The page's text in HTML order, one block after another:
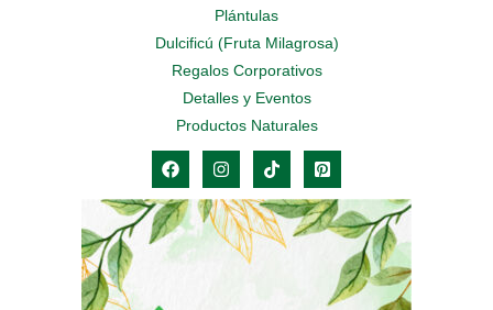
Plántulas
Dulcificú (Fruta Milagrosa)
Regalos Corporativos
Detalles y Eventos
Productos Naturales